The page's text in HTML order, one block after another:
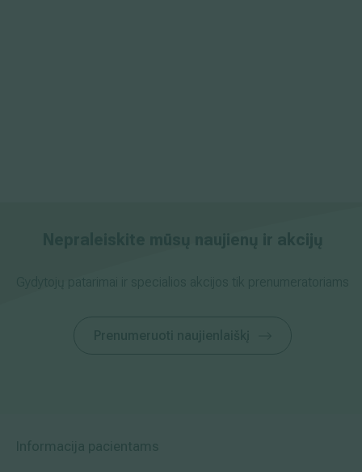
Informacija pacientams